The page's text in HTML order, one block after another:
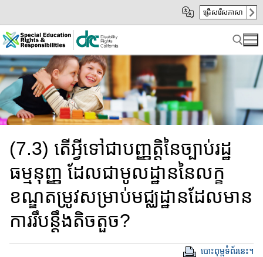
Main
Content
sub
navigation
ជ្រើសរើសភាសា
Search for:
(7.3) តើអ្វីទៅជាប​ញ្ញត្តិនៃ​ច្បាប់រដ្ឋ​
ធម្មនុញ្ញ ​​​​ដែលជាមូលដ្ឋាន​នៃ​លក្ខ
ខណ្ឌ​​​តម្រូវ​សម្រាប់​មជ្ឈដ្ឋានដែលមាន
ការរឹបន្តឹង​​តិចតួច​​?
បោះពុម្ពទំព័រនេះ។